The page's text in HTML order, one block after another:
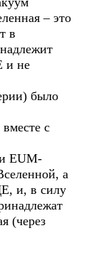
– это
в
и не
было
с
EUM-
а
и, в силу
(через